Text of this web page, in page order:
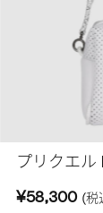
プリクエ
¥58,300 (税